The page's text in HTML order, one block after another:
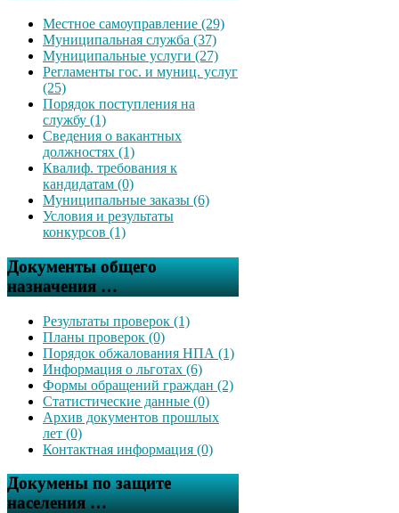
Местное самоуправление (29)
Муниципальная служба (37)
Муниципальные услуги (27)
Регламенты гос. и муниц. услуг
(25)
Порядок поступления на
службу (1)
Сведения о вакантных
должностях (1)
Квалиф. требования к
кандидатам (0)
Муниципальные заказы (6)
Условия и результаты
конкурсов (1)
Документы общего
назначения …
Результаты проверок (1)
Планы проверок (0)
Порядок обжалования НПА (1)
Информация о льготах (6)
Формы обращений граждан (2)
Статистические данные (0)
Архив документов прошлых
лет (0)
Контактная информация (0)
Докумены по защите
населения …